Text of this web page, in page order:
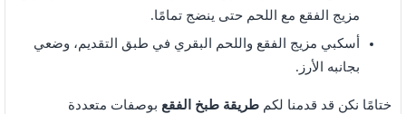
مزيج الفقع مع اللحم حتى ينضج تمامًا.
أسكبي مزيج الفقع واللحم البقري في طبق التقديم، وضعي
بجانبه الأرز.
ختامًا نكن قد قدمنا لكم طريقة طبخ الفقع بوصفات متعددة